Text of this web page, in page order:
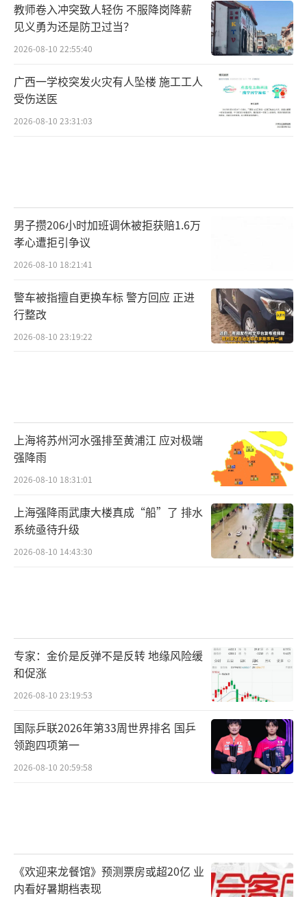
教师卷入冲突致人轻伤 不服降岗降薪
见义勇为还是防卫过当？
2026-08-10 22:55:40
广西一学校突发火灾有人坠楼 施工工人
受伤送医
2026-08-10 23:31:03
男子攒206小时加班调休被拒获赔1.6万
孝心遭拒引争议
2026-08-10 18:21:41
警车被指擅自更换车标 警方回应 正进
行整改
2026-08-10 23:19:22
上海将苏州河水强排至黄浦江 应对极端
强降雨
2026-08-10 18:31:01
上海强降雨武康大楼真成“船”了 排水
系统亟待升级
2026-08-10 14:43:30
专家：金价是反弹不是反转 地缘风险缓
和促涨
2026-08-10 23:19:53
国际乒联2026年第33周世界排名 国乒
领跑四项第一
2026-08-10 20:59:58
《欢迎来龙餐馆》预测票房或超20亿 业
内看好暑期档表现